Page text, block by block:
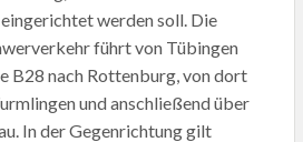
werden soll. Die
führt von Tübingen
B28 nach Rottenburg, von dort
und anschließend über
In der Gegenrichtung gilt